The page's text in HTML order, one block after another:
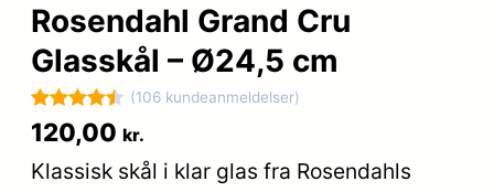
Rosendahl Grand Cru
Glasskål – Ø24,5 cm
Bedømt
som
ud af 5
106
(106 kundeanmeldelser)
120,00 kr.
Klassisk skål i klar glas fra Rosendahls